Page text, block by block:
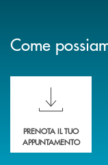
Come
Scopri le funzionalità
PRENOTA IL TUO
APPUNTAMENTO